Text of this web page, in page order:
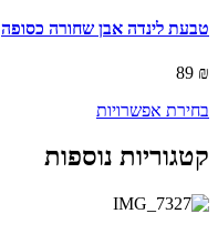
multiple
be
on
טבעת לינדה אבן שחורה כסופה
89 ₪
בחירת אפשרויות
קטגוריות נוספות